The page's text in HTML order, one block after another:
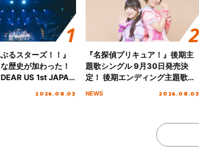
るスターズ！！』
歴史が加わった！
US 1st JAPAN
2026.08.03
『名探偵プリキュア！』後期主
題歌シングル 9月30日発売決
定！ 後期エンディング主題歌
NEWS 2026.08.03